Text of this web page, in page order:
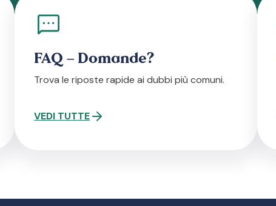
FAQ – Domande?
Trova le riposte rapide ai dubbi più comuni.
VEDI TUTTE